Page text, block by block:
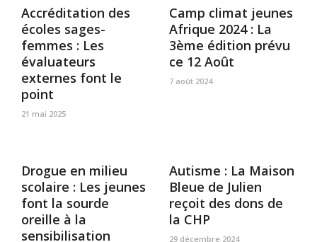
Accréditation des
écoles sages-
femmes : Les
évaluateurs
externes font le
point
21 mai 2025
Camp climat jeunes
Afrique 2024 : La
3ème édition prévu
ce 12 Août
7 août 2024
Drogue en milieu
scolaire : Les jeunes
font la sourde
oreille à la
sensibilisation
Autisme : La Maison
Bleue de Julien
reçoit des dons de
la CHP
29 décembre 2024